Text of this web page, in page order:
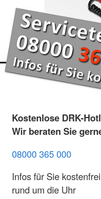
Kostenlose DRK-
Wir beraten Sie
08000 365 000
Infos für Sie kostenfrei
rund um die Uhr